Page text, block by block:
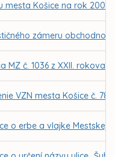
Košice na rok 2007
zámeru obchodno-
MZ č. 1036 z XXII.
VZN mesta Košice č.
o erbe a vlajke Mestskej